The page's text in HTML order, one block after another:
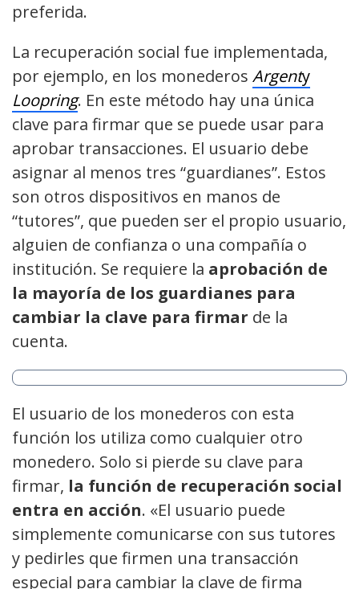
preferida.
La recuperación social fue implementada,
por ejemplo, en los monederos Argenty
Loopring. En este método hay una única
clave para firmar que se puede usar para
aprobar transacciones. El usuario debe
asignar al menos tres “guardianes”. Estos
son otros dispositivos en manos de
“tutores”, que pueden ser el propio usuario,
alguien de confianza o una compañía o
institución. Se requiere la aprobación de
la mayoría de los guardianes para
cambiar la clave para firmar de la
cuenta.
El usuario de los monederos con esta
función los utiliza como cualquier otro
monedero. Solo si pierde su clave para
firmar, la función de recuperación social
entra en acción. «El usuario puede
simplemente comunicarse con sus tutores
y pedirles que firmen una transacción
especial para cambiar la clave de firma